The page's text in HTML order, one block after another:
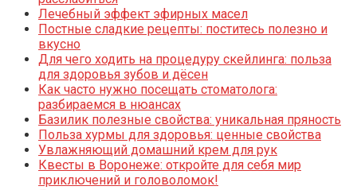
Лечебный эффект эфирных масел
Постные сладкие рецепты: поститесь полезно и
вкусно
Для чего ходить на процедуру скейлинга: польза
для здоровья зубов и дёсен
Как часто нужно посещать стоматолога:
разбираемся в нюансах
Базилик полезные свойства: уникальная пряность
Польза хурмы для здоровья: ценные свойства
Увлажняющий домашний крем для рук
Квесты в Воронеже: откройте для себя мир
приключений и головоломок!